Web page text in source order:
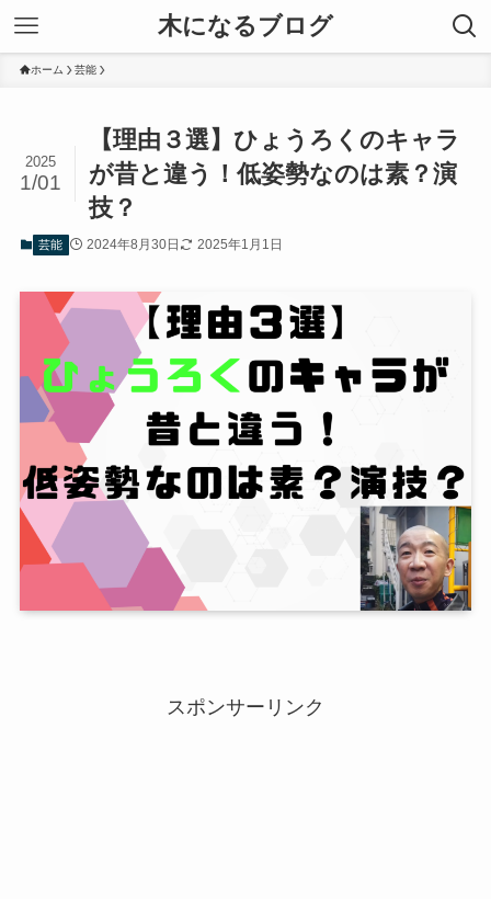
木になるブログ
ホーム 芸能
【理由３選】ひょうろくのキャラ
が昔と違う！低姿勢なのは素？演
技？
2025
1/01
芸能 2024年8月30日 2025年1月1日
スポンサーリンク